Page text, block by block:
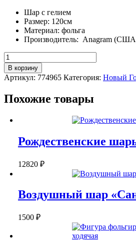
Шар с гелием
Размер: 120см
Материал: фольга
Производитель: Anagram
Количество
Фигура
фольгированная
"Карамельная
В корзину
Артикул: 774965 Категория: Новый
Похожие товары
Рождественские
12820 ₽
Воздушный шар
1500 ₽